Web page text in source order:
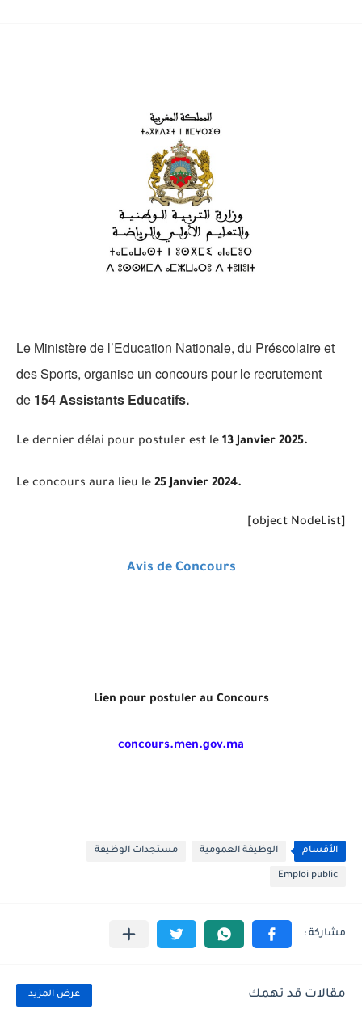
Le Ministère de l’Education Nationale, du Préscolaire et
des Sports, organise un concours pour le recrutement
de 154 Assistants Educatifs.
Le dernier délai pour postuler est le 13 Janvier 2025.
Le concours aura lieu le 25 Janvier 2024.
[object NodeList]
Avis de Concours
Lien pour postuler au Concours
concours.men.gov.ma
الأقسام الوظيفة العمومية مستجدات الوظيفة
Emploi public
مقالات قد تهمك عرض المزيد